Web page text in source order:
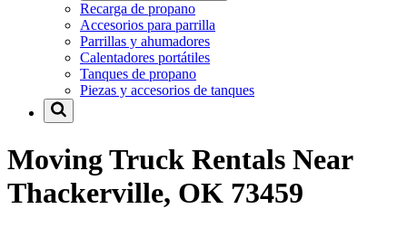
Recarga de propano
Accesorios para parrilla
Parrillas y ahumadores
Calentadores portátiles
Tanques de propano
Piezas y accesorios de tanques
Moving Truck Rentals Near
Thackerville, OK 73459